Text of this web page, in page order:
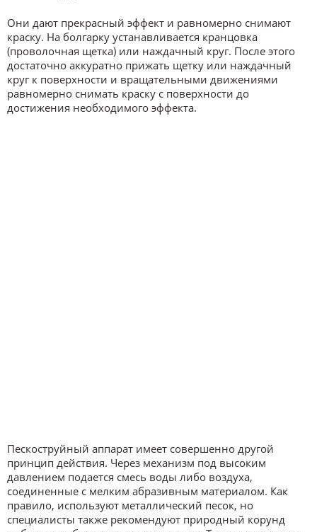
Они дают прекрасный эффект и равномерно снимают
краску. На болгарку устанавливается кранцовка
(проволочная щетка) или наждачный круг. После этого
достаточно аккуратно прижать щетку или наждачный
круг к поверхности и вращательными движениями
равномерно снимать краску с поверхности до
достижения необходимого эффекта.
Пескоструйный аппарат имеет совершенно другой
принцип действия. Через механизм под высоким
давлением подается смесь воды либо воздуха,
соединенные с мелким абразивным материалом. Как
правило, используют металлический песок, но
специалисты также рекомендуют природный корунд